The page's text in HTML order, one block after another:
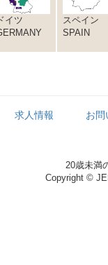
イツ
スペイン
SPAIN
求人情報 お
20歳未満
Copyright ©